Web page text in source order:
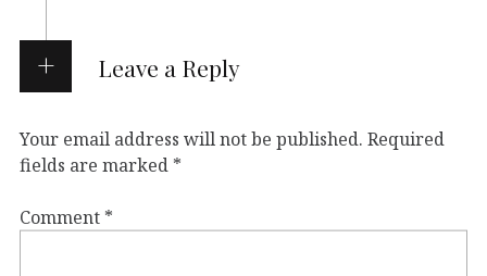
Leave a Reply
Your email address will not be published. Required
fields are marked *
Comment *